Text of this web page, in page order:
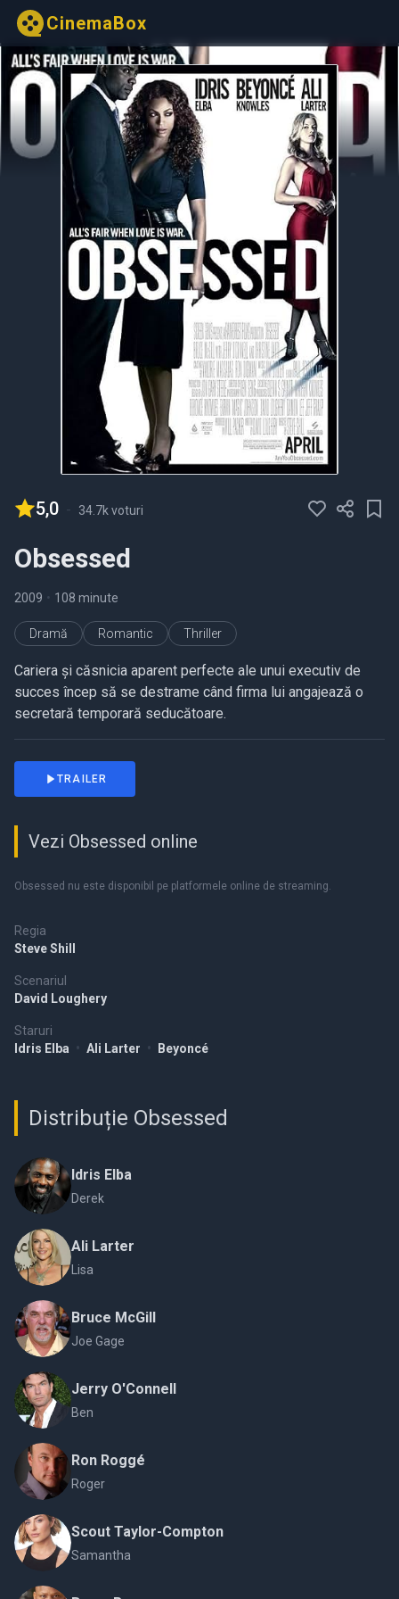
CinemaBox
5,0 - 34.7k voturi
Obsessed
2009 • 108 minute
Dramă Romantic Thriller
Cariera și căsnicia aparent perfecte ale unui executiv de
succes încep să se destrame când firma lui angajează o
secretară temporară seducătoare.
Regia
Steve Shill
Scenariul
David Loughery
Staruri
Idris Elba • Ali Larter • Beyoncé
TRAILER
Vezi Obsessed online
Obsessed nu este disponibil pe platformele online de streaming.
Distribuție Obsessed
Idris Elba
Derek
Ali Larter
Lisa
Bruce McGill
Joe Gage
Jerry O'Connell
Ben
Ron Roggé
Roger
Scout Taylor-Compton
Samantha